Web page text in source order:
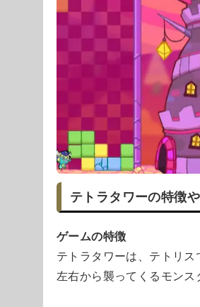
テトラタワーの特徴
ゲームの特徴
テトラタワーは、テトリス
左右から襲ってくるモンス